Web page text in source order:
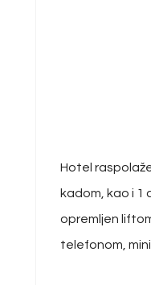
Hotel
kadom, kao i 1
opremljen
telefonom,